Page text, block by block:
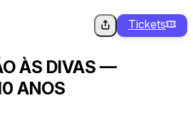
Tickets
ÀS DIVAS —
ANOS